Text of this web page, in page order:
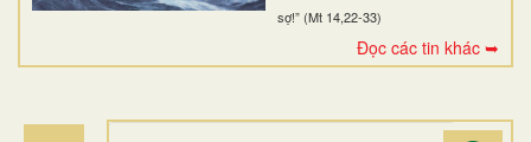
sợ!” (Mt 14,22-33)
Đọc các tin khác ➥
ĐIỂM HÀNH HƯƠNG